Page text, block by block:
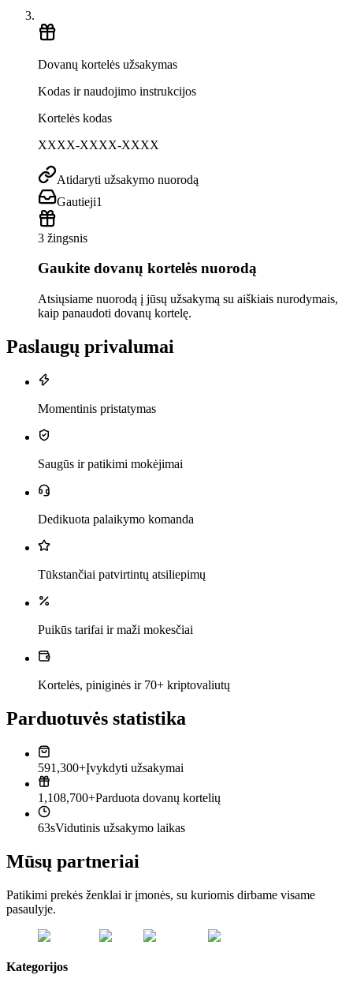
Dovanų kortelės užsakymas
Kodas ir naudojimo instrukcijos
Kortelės kodas
XXXX-XXXX-XXXX
Atidaryti užsakymo nuorodą
Gautieji1
3 žingsnis
Gaukite dovanų kortelės nuorodą
Atsiųsiame nuorodą į jūsų užsakymą su aiškiais nurodymais,
kaip panaudoti dovanų kortelę.
Paslaugų privalumai
Momentinis pristatymas
Saugūs ir patikimi mokėjimai
Dedikuota palaikymo komanda
Tūkstančiai patvirtintų atsiliepimų
Puikūs tarifai ir maži mokesčiai
Kortelės, piniginės ir 70+ kriptovaliutų
Parduotuvės statistika
591,300+Įvykdyti užsakymai
1,108,700+Parduota dovanų kortelių
63sVidutinis užsakymo laikas
Mūsų partneriai
Patikimi prekės ženklai ir įmonės, su kuriomis dirbame visame
pasaulyje.
Kategorijos